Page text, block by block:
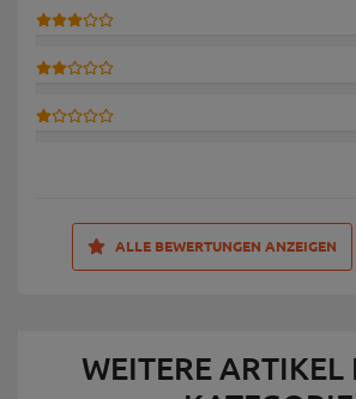
ALLE BEWERTUNGEN ANZEIGEN
WEITERE ARTIKEL